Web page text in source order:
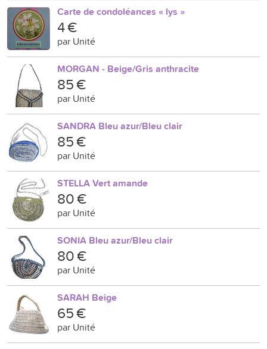
Carte de condoléances « lys »
4 €
par Unité
MORGAN - Beige/Gris anthracite
85 €
par Unité
SANDRA Bleu azur/Bleu clair
85 €
par Unité
STELLA Vert amande
80 €
par Unité
SONIA Bleu azur/Bleu clair
80 €
par Unité
SARAH Beige
65 €
par Unité